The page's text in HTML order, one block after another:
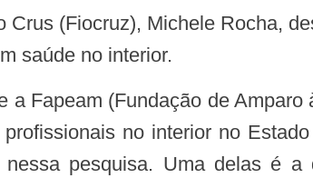
saúde no interior.
no interior no
pesquisa. Uma delas é